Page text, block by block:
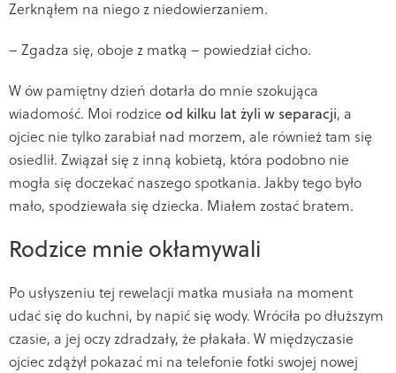
Zerknąłem na niego z niedowierzaniem.
– Zgadza się, oboje z matką – powiedział cicho.
W ów pamiętny dzień dotarła do mnie szokująca
wiadomość. Moi rodzice od kilku lat żyli w separacji, a
ojciec nie tylko zarabiał nad morzem, ale również tam się
osiedlił. Związał się z inną kobietą, która podobno nie
mogła się doczekać naszego spotkania. Jakby tego było
mało, spodziewała się dziecka. Miałem zostać bratem.
Rodzice mnie okłamywali
Po usłyszeniu tej rewelacji matka musiała na moment
udać się do kuchni, by napić się wody. Wróciła po dłuższym
czasie, a jej oczy zdradzały, że płakała. W międzyczasie
ojciec zdążył pokazać mi na telefonie fotki swojej nowej